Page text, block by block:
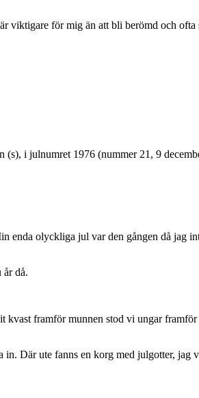
för mig än att bli berömd och
i julnumret 1976 (nummer 21, 9
enda olyckliga jul var den gången då jag
då.
framför munnen stod vi ungar
Där ute fanns en korg med julgotter, jag